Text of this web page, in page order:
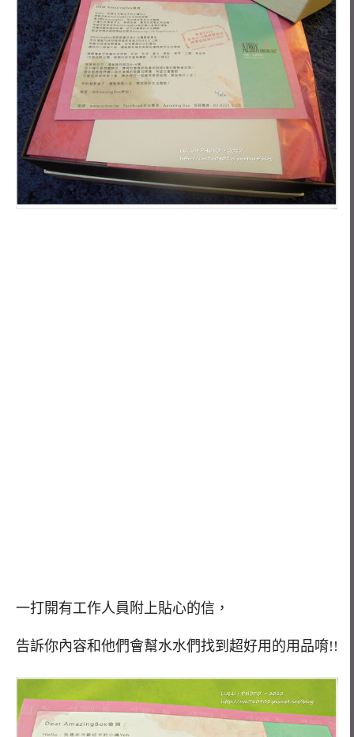
一打開有工作人員附上貼心的信，
告訴你內容和他們會幫水水們找到超好用的用品唷!!